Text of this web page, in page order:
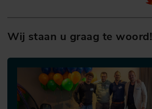
Wij staan u graag te woord!